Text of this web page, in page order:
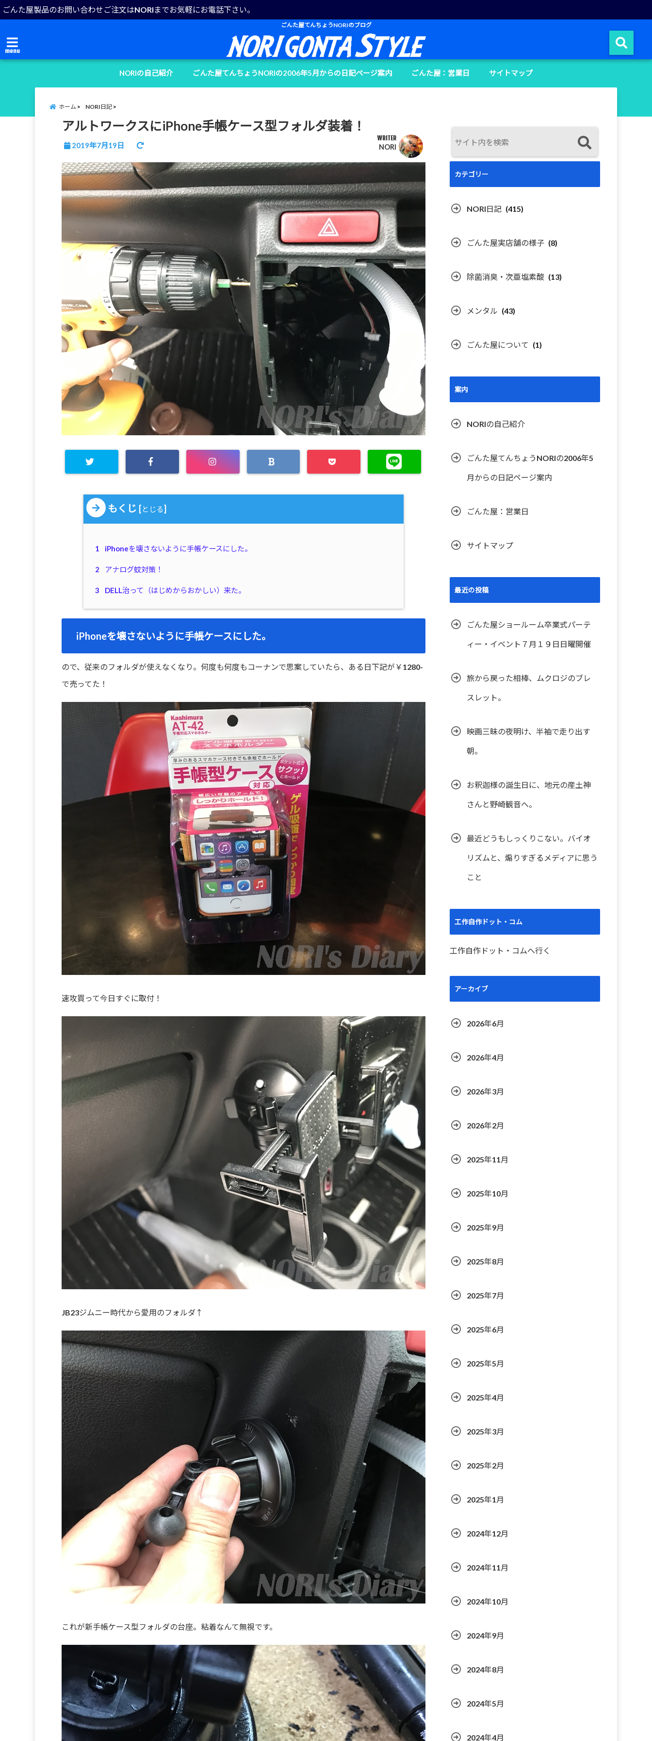
ごんた屋製品のお問い合わせご注文はNORIまでお気軽にお電話下さい。
ごんた屋てんちょうNORIのブログ
menu
NORIの自己紹介 ごんた屋てんちょうNORIの2006年5月からの日記ページ案内 ごんた屋：営業日 サイトマップ
ホーム NORI日記
アルトワークスにiPhone手帳ケース型フォルダ装着！
2019年7月19日
WRITER
NORI
もくじ [とじる]
1 iPhoneを壊さないように手帳ケースにした。
2 アナログ蚊対策！
3 DELL治って（はじめからおかしい）来た。
iPhoneを壊さないように手帳ケースにした。
ので、従来のフォルダが使えなくなり。何度も何度もコーナンで思案していたら、ある日下記が￥1280-
で売ってた！
速攻買って今日すぐに取付！
JB23ジムニー時代から愛用のフォルダ↑
これが新手帳ケース型フォルダの台座。粘着なんて無視です。
カテゴリー
NORI日記 (415)
ごんた屋実店舗の様子 (8)
除菌消臭・次亜塩素酸 (13)
メンタル (43)
ごんた屋について (1)
案内
NORIの自己紹介
ごんた屋てんちょうNORIの2006年5
月からの日記ページ案内
ごんた屋：営業日
サイトマップ
最近の投稿
ごんた屋ショールーム卒業式パーテ
ィー・イベント７月１９日日曜開催
旅から戻った相棒、ムクロジのブレ
スレット。
映画三昧の夜明け、半袖で走り出す
朝。
お釈迦様の誕生日に、地元の産土神
さんと野崎観音へ。
最近どうもしっくりこない。バイオ
リズムと、煽りすぎるメディアに思う
こと
工作自作ドット・コム
工作自作ドット・コムへ行く
アーカイブ
2026年6月
2026年4月
2026年3月
2026年2月
2025年11月
2025年10月
2025年9月
2025年8月
2025年7月
2025年6月
2025年5月
2025年4月
2025年3月
2025年2月
2025年1月
2024年12月
2024年11月
2024年10月
2024年9月
2024年8月
2024年5月
2024年4月